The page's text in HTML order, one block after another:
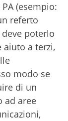
(esempio:
referto
poterlo
aiuto a terzi,
modo se
di un
ad aree